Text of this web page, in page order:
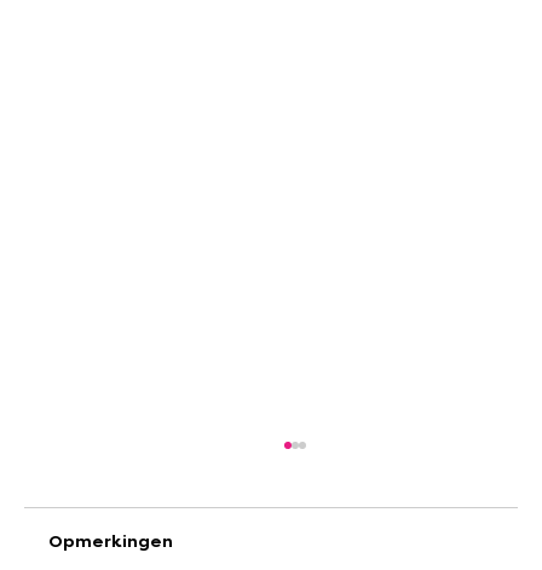
Opmerkingen